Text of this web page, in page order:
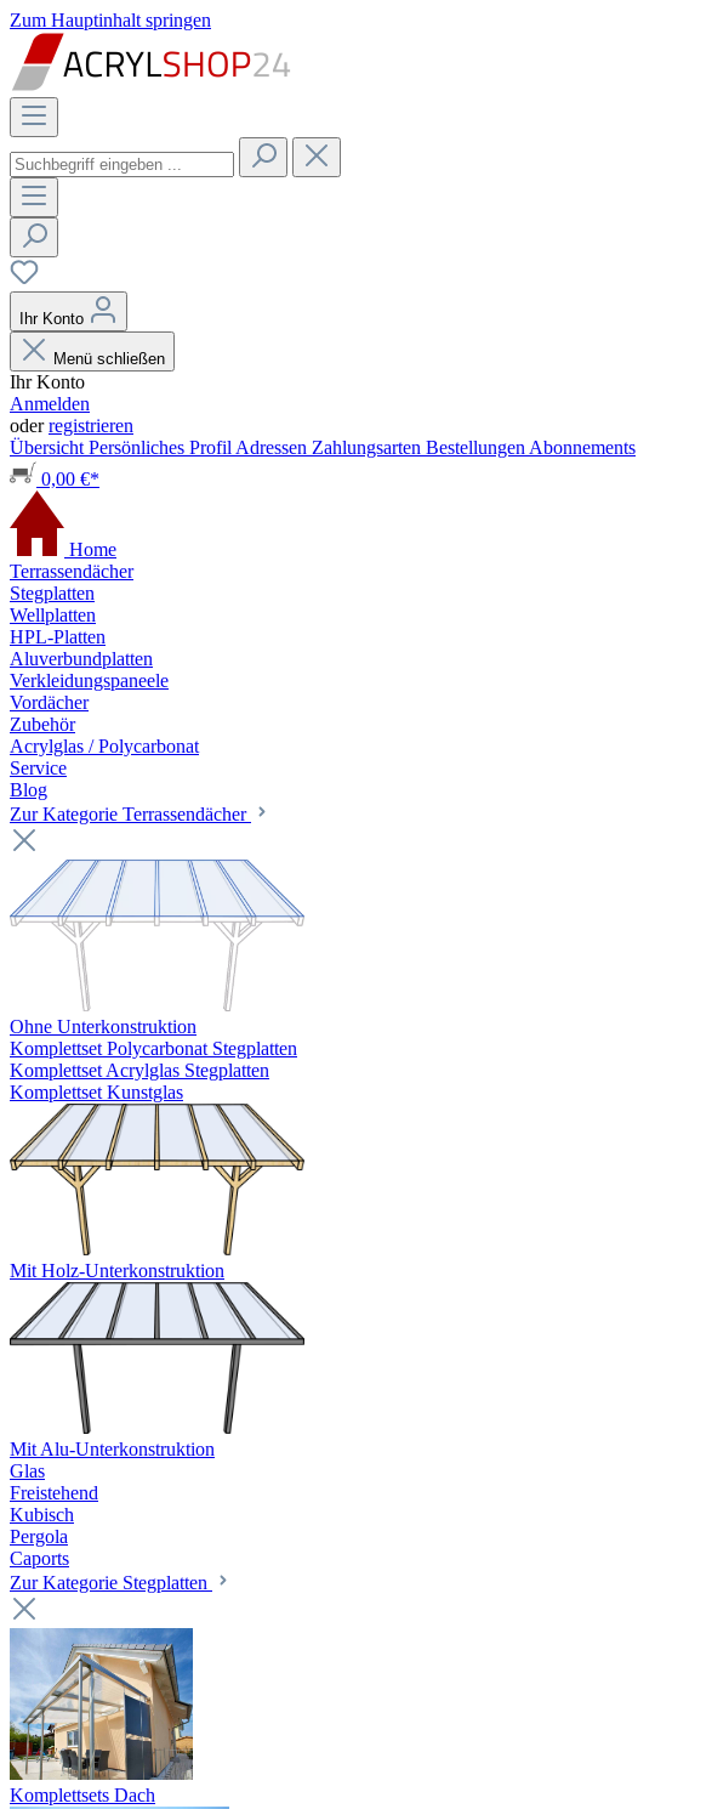
Zum Hauptinhalt springen
Ihr Konto
Menü schließen
Ihr Konto
Anmelden
oderregistrieren
Übersicht Persönliches Profil Adressen Zahlungsarten Bestellungen Abonnements
0,00 €*
Home
Terrassendächer
Stegplatten
Wellplatten
HPL-Platten
Aluverbundplatten
Verkleidungspaneele
Vordächer
Zubehör
Acrylglas / Polycarbonat
Service
Blog
Zur Kategorie Terrassendächer
Ohne Unterkonstruktion
Komplettset Polycarbonat Stegplatten
Komplettset Acrylglas Stegplatten
Komplettset Kunstglas
Mit Holz-Unterkonstruktion
Mit Alu-Unterkonstruktion
Glas
Freistehend
Kubisch
Pergola
Caports
Zur Kategorie Stegplatten
Komplettsets Dach